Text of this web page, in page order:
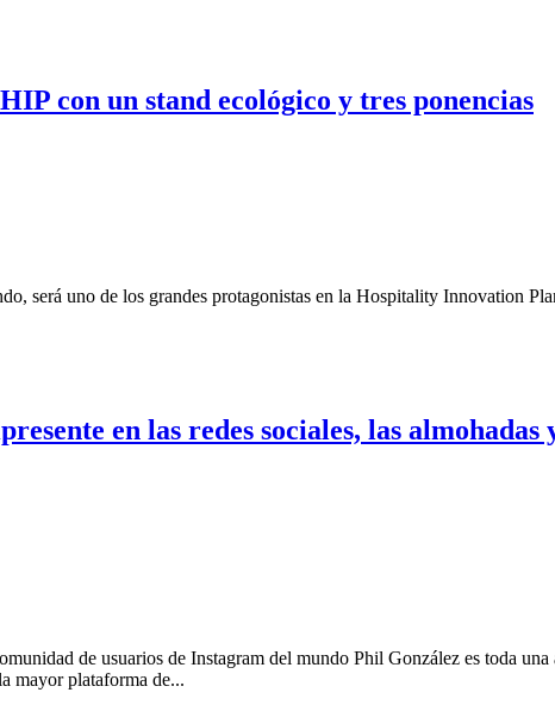
con un stand ecológico y tres ponencias
será uno de los grandes protagonistas en la Hospitality Innovation
en las redes sociales, las almohadas
de usuarios de Instagram del mundo Phil González es toda
mayor plataforma de...